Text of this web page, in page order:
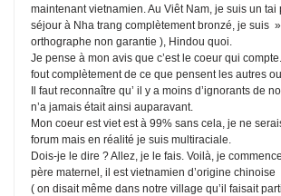
maintenant vietnamien. Au Viêt Nam, je suis un tai
séjour à Nha trang complètement bronzé, je suis
orthographe non garantie ), Hindou quoi.
Je pense à mon avis que c’est le coeur qui
fout complètement de ce que pensent les autres
Il faut reconnaître qu’ il y a moins d’ignorants de
n’a jamais était ainsi auparavant.
Mon coeur est viet est à 99% sans cela, je ne
forum mais en réalité je suis multiraciale.
Dois-je le dire ? Allez, je le fais. Voilà, je
père maternel, il est vietnamien d’origine chinoise
( on disait même dans notre village qu’il faisait